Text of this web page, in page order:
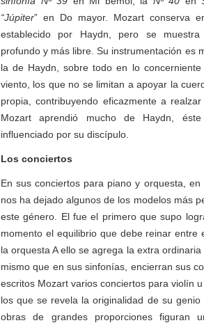
“Júpiter” en Do mayor. Mozart conserva
establecido por Haydn, pero se
profundo y más libre. Su instrumentación es
la de Haydn, sobre todo en lo
viento, los que no se limitan a apoyar la
propia, contribuyendo eficazmente a
Mozart aprendió mucho de Haydn,
influenciado por su discípulo.
Los conciertos
En sus conciertos para piano y orquesta,
nos ha dejado algunos de los modelos más
este género. El fue el primero que supo
momento el equilibrio que debe reinar entre
la orquesta A ello se agrega la extra
mismo que en sus sinfonías, encierran sus
escritos Mozart varios conciertos para violín
los que se revela la originalidad de su
obras de grandes proporciones figuran